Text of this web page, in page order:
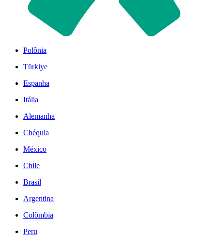
Polônia
Türkiye
Espanha
Itália
Alemanha
Chéquia
México
Chile
Brasil
Argentina
Colômbia
Peru